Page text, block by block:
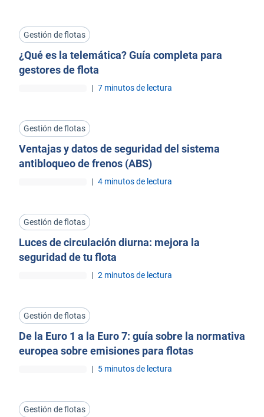
Gestión de flotas
¿Qué es la telemática? Guía completa para
gestores de flota
| 7 minutos de lectura
Gestión de flotas
Ventajas y datos de seguridad del sistema
antibloqueo de frenos (ABS)
| 4 minutos de lectura
Gestión de flotas
Luces de circulación diurna: mejora la
seguridad de tu flota
| 2 minutos de lectura
Gestión de flotas
De la Euro 1 a la Euro 7: guía sobre la normativa
europea sobre emisiones para flotas
| 5 minutos de lectura
Gestión de flotas